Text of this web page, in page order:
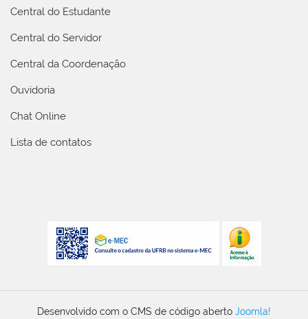
Central do Estudante
Central do Servidor
Central da Coordenação
Ouvidoria
Chat Online
Lista de contatos
Desenvolvido com o CMS de código aberto Joomla!